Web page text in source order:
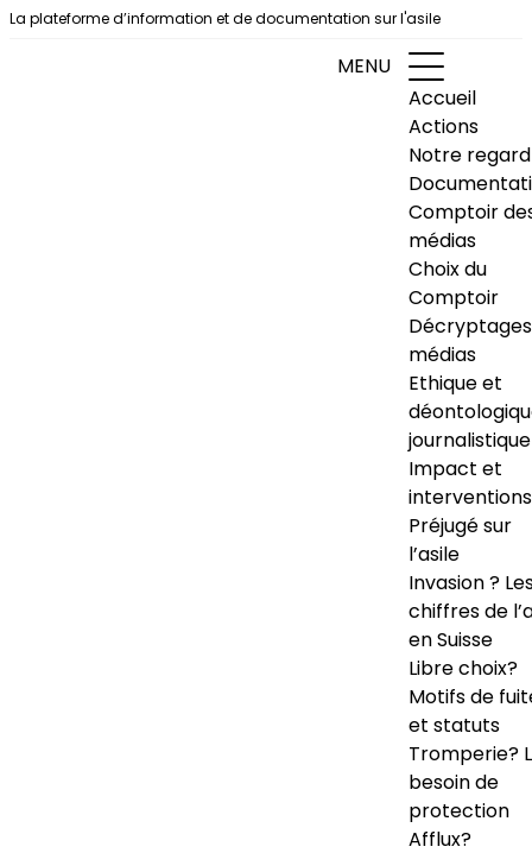
Aller au contenu
La plateforme d’information et de documentation sur l'asile
MENU
Accueil
Actions
Notre regard
Comptoir
médias
Choix du
Comptoir
Décryptages
médias
Ethique et
journalistique
Impact et
interventions
Préjugé sur
l’asile
Invasion ?
chiffres de
en Suisse
Libre choix?
Motifs de
et statuts
Tromperie?
besoin de
protection
Afflux?